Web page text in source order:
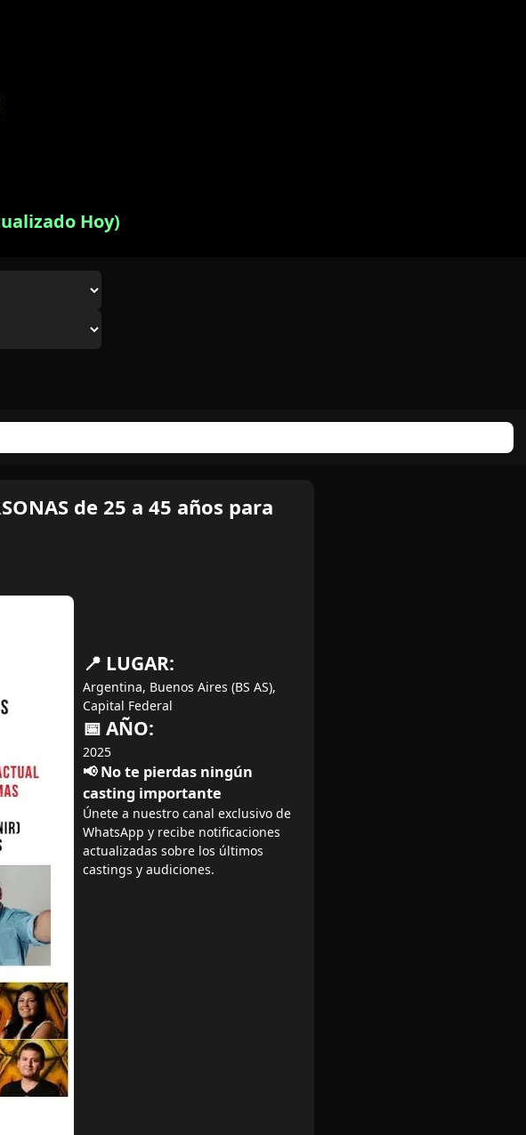
Hoy)
de 25 a 45 años para
📍 LUGAR:
Argentina, Buenos Aires (BS AS),
Capital Federal
📅 AÑO:
2025
📢 No te pierdas ningún
casting importante
Únete a nuestro canal exclusivo de
WhatsApp y recibe notificaciones
actualizadas sobre los últimos
castings y audiciones.